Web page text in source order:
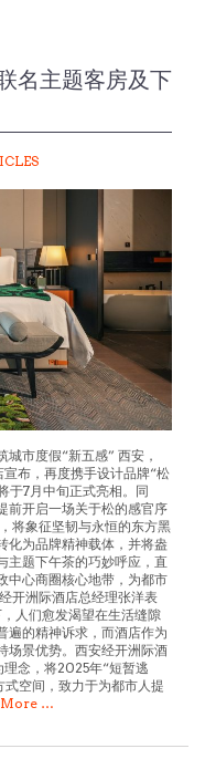
布，再度携手设计品牌“松
于7月中旬正式亮相。同
开启一场关于松的感官序
将象征坚韧与永恒的东方黑
化为品牌精神载体，并将盎
主题下午茶的巧妙呼应，直
中心商圈核心地带，为都市
开洲际酒店总经理张洋表
人们愈发渴望在生活缝隙
的精神诉求，而酒店作为
场景优势。西安经开洲际酒
理念，将2025年“短暂逃
空间，致力于为都市人提
More …